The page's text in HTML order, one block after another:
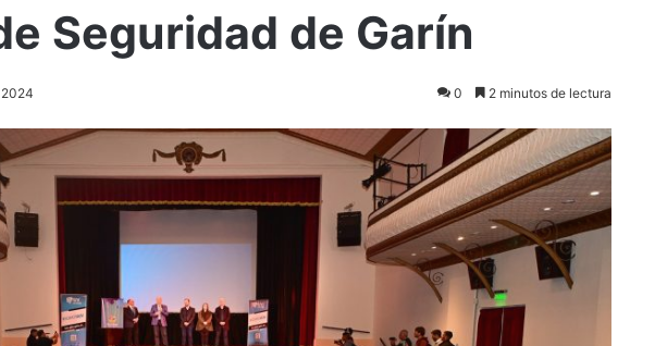
Seguridad de Garín
0 2 minutos de lectura